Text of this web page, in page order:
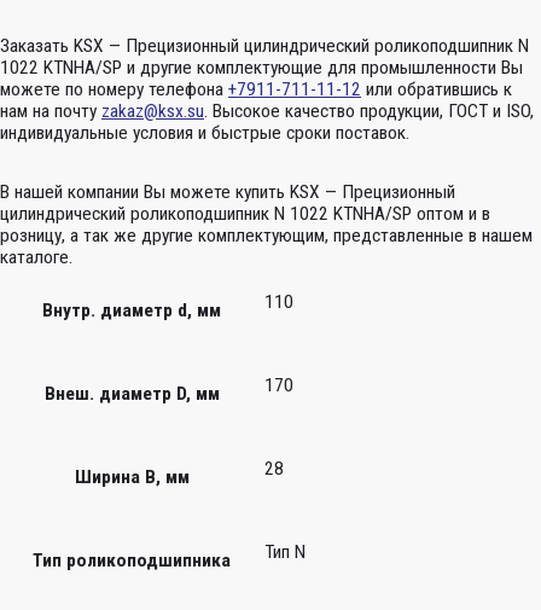
Заказать KSX — Прецизионный цилиндрический роликоподшипник N
1022 KTNHA/SP и другие комплектующие для промышленности Вы
можете по номеру телефона +7911-711-11-12 или обратившись к
нам на почту zakaz@ksx.su. Высокое качество продукции, ГОСТ и ISO,
индивидуальные условия и быстрые сроки поставок.
В нашей компании Вы можете купить KSX — Прецизионный
цилиндрический роликоподшипник N 1022 KTNHA/SP оптом и в
розницу, а так же другие комплектующим, представленные в нашем
каталоге.
Внутр. диаметр d, мм 110
Внеш. диаметр D, мм 170
Ширина B, мм 28
Тип роликоподшипника Тип N